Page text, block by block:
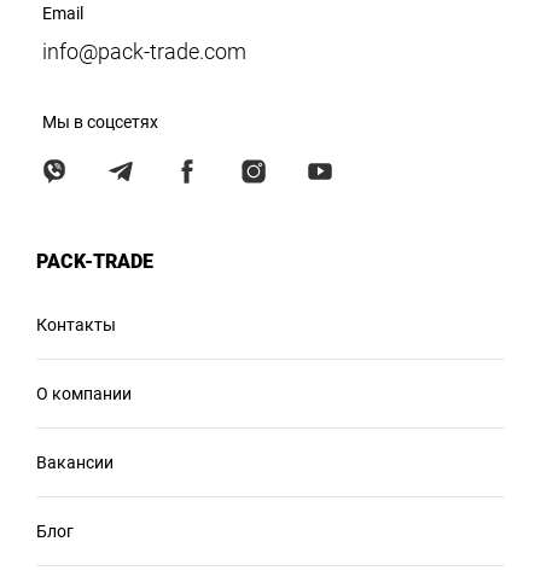
Email
info@pack-trade.com
Мы в соцсетях
PACK-TRADE
Контакты
О компании
Вакансии
Блог